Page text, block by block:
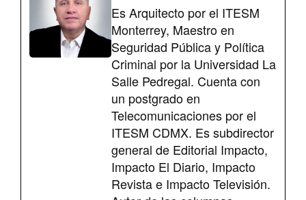
Es Arquitecto por el ITESM
Monterrey, Maestro en
Seguridad Pública y Política
Criminal por la Universidad La
Salle Pedregal. Cuenta con
un postgrado en
Telecomunicaciones por el
ITESM CDMX. Es subdirector
general de Editorial Impacto,
Impacto El Diario, Impacto
Revista e Impacto Televisión.